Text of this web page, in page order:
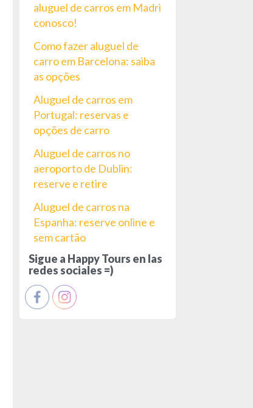
aluguel de carros em Madri
conosco!
Como fazer aluguel de
carro em Barcelona: saiba
as opções
Aluguel de carros em
Portugal: reservas e
opções de carro
Aluguel de carros no
aeroporto de Dublin:
reserve e retire
Aluguel de carros na
Espanha: reserve online e
sem cartão
Sigue a Happy Tours en las
redes sociales =)